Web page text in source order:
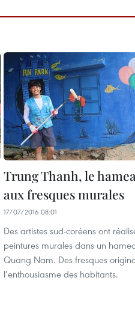
Trung Thanh, le
aux fresques murales
17/07/2016 08:01
Des artistes sud-coréens ont
peintures murales dans un
Quang Nam. Des fresques
l’enthousiasme des habitants.